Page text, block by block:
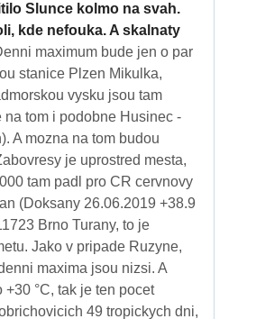
Slunce kolmo na svah.
kde nefouka. A skalnaty
maximum bude jen o par
stanice Plzen Mikulka,
vysku jsou tam
tom i podobne Husinec -
A mozna na tom budou
je uprostred mesta,
tam padl pro CR cervnovy
(Doksany 26.06.2019 +38.9
Brno Turany, to je
Jako v pripade Ruzyne,
maxima jsou nizsi. A
°C, tak je ten pocet
49 tropickych dni,